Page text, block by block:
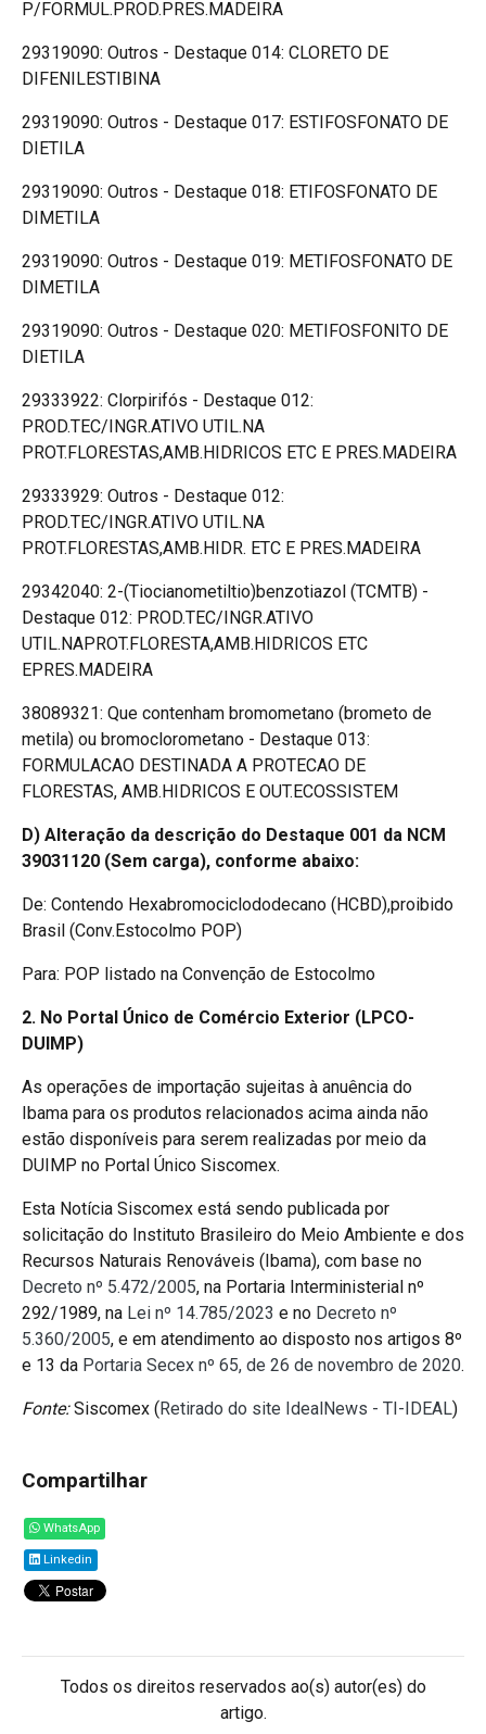
P/FORMUL.PROD.PRES.MADEIRA
29319090: Outros - Destaque 014: CLORETO DE
DIFENILESTIBINA
29319090: Outros - Destaque 017: ESTIFOSFONATO DE
DIETILA
29319090: Outros - Destaque 018: ETIFOSFONATO DE
DIMETILA
29319090: Outros - Destaque 019: METIFOSFONATO DE
DIMETILA
29319090: Outros - Destaque 020: METIFOSFONITO DE
DIETILA
29333922: Clorpirifós - Destaque 012:
PROD.TEC/INGR.ATIVO UTIL.NA
PROT.FLORESTAS,AMB.HIDRICOS ETC E PRES.MADEIRA
29333929: Outros - Destaque 012:
PROD.TEC/INGR.ATIVO UTIL.NA
PROT.FLORESTAS,AMB.HIDR. ETC E PRES.MADEIRA
29342040: 2-(Tiocianometiltio)benzotiazol (TCMTB) -
Destaque 012: PROD.TEC/INGR.ATIVO
UTIL.NAPROT.FLORESTA,AMB.HIDRICOS ETC
EPRES.MADEIRA
38089321: Que contenham bromometano (brometo de
metila) ou bromoclorometano - Destaque 013:
FORMULACAO DESTINADA A PROTECAO DE
FLORESTAS, AMB.HIDRICOS E OUT.ECOSSISTEM
D) Alteração da descrição do Destaque 001 da NCM
39031120 (Sem carga), conforme abaixo:
De: Contendo Hexabromociclododecano (HCBD),proibido
Brasil (Conv.Estocolmo POP)
Para: POP listado na Convenção de Estocolmo
2. No Portal Único de Comércio Exterior (LPCO-
DUIMP)
As operações de importação sujeitas à anuência do
Ibama para os produtos relacionados acima ainda não
estão disponíveis para serem realizadas por meio da
DUIMP no Portal Único Siscomex.
Esta Notícia Siscomex está sendo publicada por
solicitação do Instituto Brasileiro do Meio Ambiente e dos
Recursos Naturais Renováveis (Ibama), com base no
Decreto nº 5.472/2005, na Portaria Interministerial nº
292/1989, na Lei nº 14.785/2023 e no Decreto nº
5.360/2005, e em atendimento ao disposto nos artigos 8º
e 13 da Portaria Secex nº 65, de 26 de novembro de 2020.
Fonte:Siscomex (Retirado do site IdealNews - TI-IDEAL)
Compartilhar
WhatsApp
Linkedin
Todos os direitos reservados ao(s) autor(es) do
artigo.